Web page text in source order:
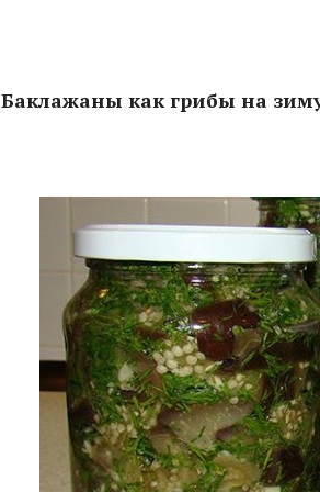
Баклажаны как грибы на